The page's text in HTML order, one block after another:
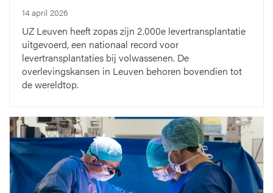
14 april 2026
UZ Leuven heeft zopas zijn 2.000e levertransplantatie
uitgevoerd, een nationaal record voor
levertransplantaties bij volwassenen. De
overlevingskansen in Leuven behoren bovendien tot
de wereldtop.